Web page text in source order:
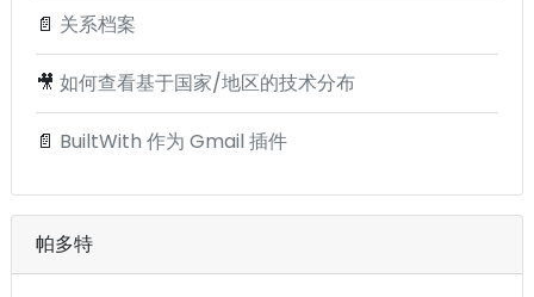
📄 关系档案
🎥 如何查看基于国家/地区的技术分布
📄 BuiltWith 作为 Gmail 插件
帕多特